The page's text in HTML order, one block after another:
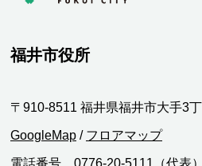
福井市役所
〒910-8511 福井県福井市大手3
GoogleMap / フロアマップ
電話番号 0776-20-5111（代表）